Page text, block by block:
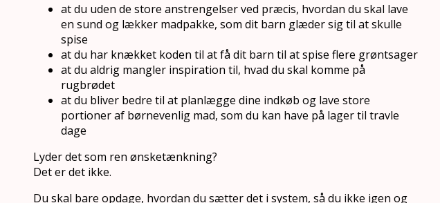
at du uden de store anstrengelser ved præcis, hvordan du skal lave
en sund og lækker madpakke, som dit barn glæder sig til at skulle
spise
at du har knækket koden til at få dit barn til at spise flere grøntsager
at du aldrig mangler inspiration til, hvad du skal komme på
rugbrødet
at du bliver bedre til at planlægge dine indkøb og lave store
portioner af børnevenlig mad, som du kan have på lager til travle
dage
Lyder det som ren ønsketænkning?
Det er det ikke.
Du skal bare opdage, hvordan du sætter det i system, så du ikke igen og